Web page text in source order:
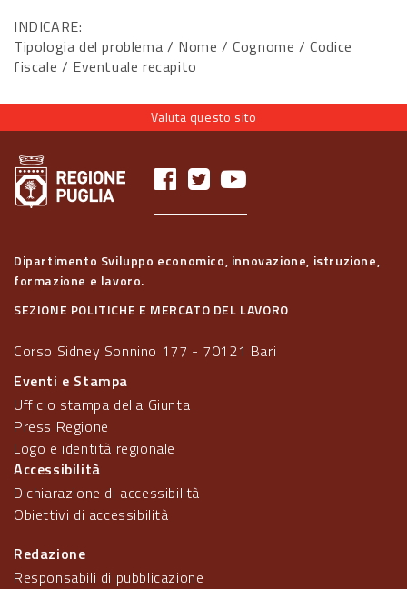
INDICARE:
Tipologia del problema / Nome / Cognome / Codice
fiscale / Eventuale recapito
Valuta questo sito
Dipartimento Sviluppo economico, innovazione, istruzione,
formazione e lavoro.
SEZIONE POLITICHE E MERCATO DEL LAVORO
Corso Sidney Sonnino 177 - 70121 Bari
Eventi e Stampa
Ufficio stampa della Giunta
Press Regione
Logo e identità regionale
Accessibilità
Dichiarazione di accessibilità
Obiettivi di accessibilità
Redazione
Responsabili di pubblicazione